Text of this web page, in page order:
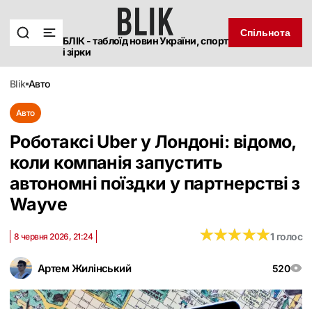
БЛІК - таблоїд новин України, спорт
і зірки
Спільнота
blik авто
Авто
Роботаксі Uber у Лондоні: відомо,
коли компанія запустить
автономні поїздки у партнерстві з
Wayve
Артем Жилінський 520
8 червня 2026, 21:24 ★★★★★
★★★★★1 голос